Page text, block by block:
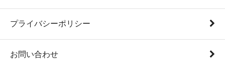
プライバシーポリシー
お問い合わせ